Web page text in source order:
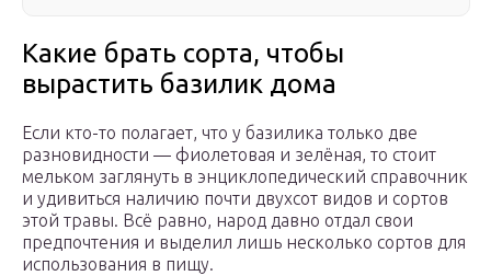
Какие брать сорта, чтобы
вырастить базилик дома
Если кто-то полагает, что у базилика только две
разновидности — фиолетовая и зелёная, то стоит
мельком заглянуть в энциклопедический справочник
и удивиться наличию почти двухсот видов и сортов
этой травы. Всё равно, народ давно отдал свои
предпочтения и выделил лишь несколько сортов для
использования в пищу.